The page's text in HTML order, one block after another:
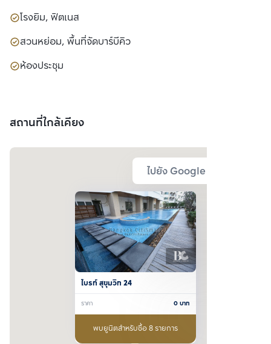
โรงยิม, ฟิตเนส
สวนหย่อม, พื้นที่จัดบาร์บีคิว
ห้องประชุม
สถานที่ใกล้เคียง
ไปยัง Google Map
ไบรท์ สุขุมวิท 24
ราคา 0บาท
พบยูนิตสำหรับซื้อ 8 รายการ